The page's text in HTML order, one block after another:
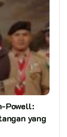
Powell:
yang